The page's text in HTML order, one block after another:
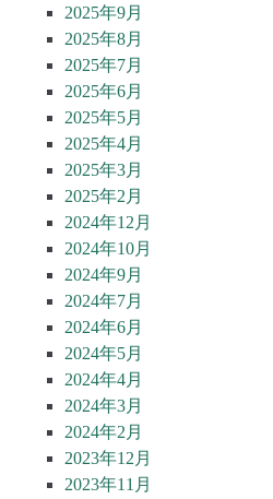
2025年9月
2025年8月
2025年7月
2025年6月
2025年5月
2025年4月
2025年3月
2025年2月
2024年12月
2024年10月
2024年9月
2024年7月
2024年6月
2024年5月
2024年4月
2024年3月
2024年2月
2023年12月
2023年11月